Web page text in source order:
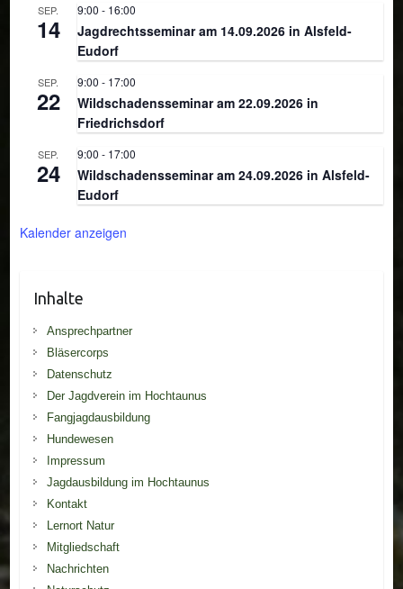
SEP.
14
9:00 - 16:00
Jagdrechtsseminar am 14.09.2026 in Alsfeld-
Eudorf
SEP.
22
9:00 - 17:00
Wildschadensseminar am 22.09.2026 in
Friedrichsdorf
SEP.
24
9:00 - 17:00
Wildschadensseminar am 24.09.2026 in Alsfeld-
Eudorf
Kalender anzeigen
Inhalte
Ansprechpartner
Bläsercorps
Datenschutz
Der Jagdverein im Hochtaunus
Fangjagdausbildung
Hundewesen
Impressum
Jagdausbildung im Hochtaunus
Kontakt
Lernort Natur
Mitgliedschaft
Nachrichten